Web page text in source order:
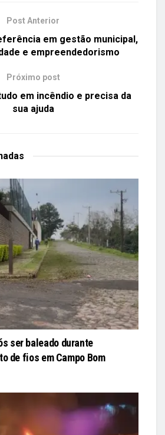
Post Anterior
em gestão municipal,
e empreendedorismo
Próximo post
em incêndio e precisa da
sua ajuda
ser baleado durante
de fios em Campo Bom